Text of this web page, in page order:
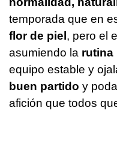
temporada que en
flor de piel, pero el
asumiendo la rutina
equipo estable y
buen partido y
afición que todos